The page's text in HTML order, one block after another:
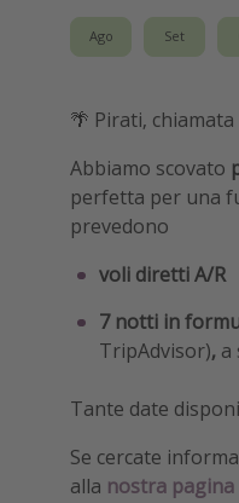
Ago Set
🌴 Pirati,
Abbiamo scovato
perfetta per una
prevedono
voli diretti A/R
7 notti in
TripAdvisor), a
Tante date
Se cercate
alla nostra